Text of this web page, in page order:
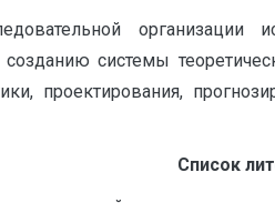
организации
созданию системы
проектирования,
Список